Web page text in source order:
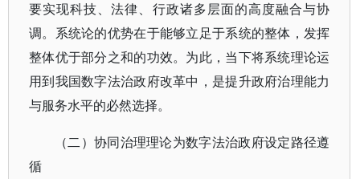
要实现科技、法律、行政诸多层面的高度融合与协
调。系统论的优势在于能够立足于系统的整体，发挥
整体优于部分之和的功效。为此，当下将系统理论运
用到我国数字法治政府改革中，是提升政府治理能力
与服务水平的必然选择。
（二）协同治理理论为数字法治政府设定路径遵
循